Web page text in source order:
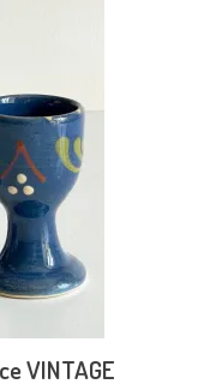
VINTAGE